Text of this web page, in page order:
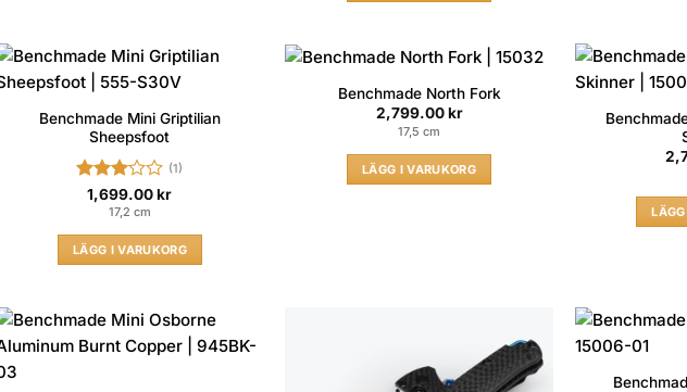
Benchmade Mini Griptilian
Sheepsfoot
Betygsatt
av 5
(1)
1,699.00kr
17,2 cm
LÄGG I VARUKORG
Benchmade North Fork
2,799.00kr
17,5 cm
LÄGG I VARUKORG